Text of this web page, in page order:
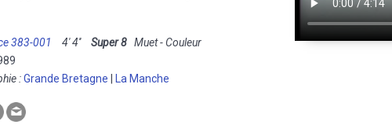
383-001 4' 4'' Super 8 Muet - Couleur
:Grande Bretagne La Manche